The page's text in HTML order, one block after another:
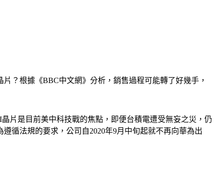
？根據《BBC中文網》分析，銷售過程可能轉了好幾手，
片是目前美中科技戰的焦點，即便台積電遭受無妄之災，仍
循法規的要求，公司自2020年9月中旬起就不再向華為出